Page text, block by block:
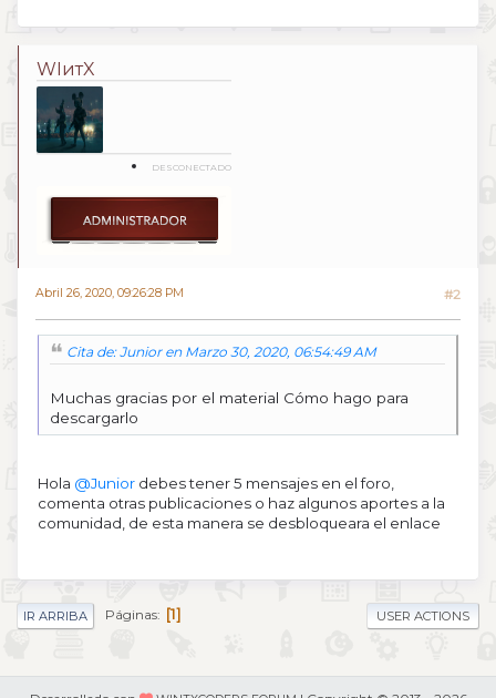
WIитX
DESCONECTADO
Abril 26, 2020, 09:26:28 PM #2
Cita de: Junior en Marzo 30, 2020, 06:54:49 AM
Muchas gracias por el material Cómo hago para
descargarlo
Hola @Junior debes tener 5 mensajes en el foro,
comenta otras publicaciones o haz algunos aportes a la
comunidad, de esta manera se desbloqueara el enlace
IR ARRIBA Páginas 1 USER ACTIONS